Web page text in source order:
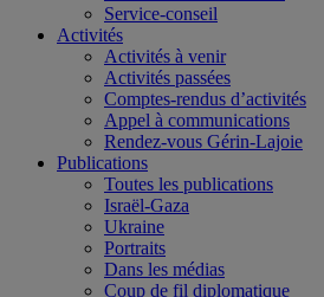
Service-conseil
Activités
Activités à venir
Activités passées
Comptes-rendus d’activités
Appel à communications
Rendez-vous Gérin-Lajoie
Publications
Toutes les publications
Israël-Gaza
Ukraine
Portraits
Dans les médias
Coup de fil diplomatique